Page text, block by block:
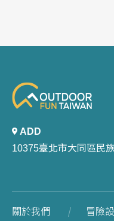
ADD
10375臺北市大同區民
關於我們 冒險